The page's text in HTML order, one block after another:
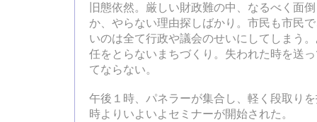
旧態依然。厳しい財政難の中、なるべく面
か、やらない理由探しばかり。市民も市民
いのは全て行政や議会のせいにしてしまう
任をとらないまちづくり。失われた時を送
てならない。
午後１時、パネラーが集合し、軽く段取り
時よりいよいよセミナーが開始された。